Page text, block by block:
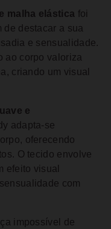
malha elástica foi
de destacar a sua
e sensualidade.
ao corpo valoriza
criando um visual
e
adapta-se
oferecendo
O tecido envolve
efeito visual
com
impossível de